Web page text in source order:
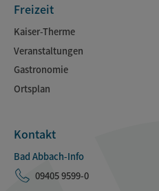
Freizeit
Kaiser-Therme
Veranstaltungen
Gastronomie
Ortsplan
Kontakt
Bad Abbach-Info
09405 9599-0